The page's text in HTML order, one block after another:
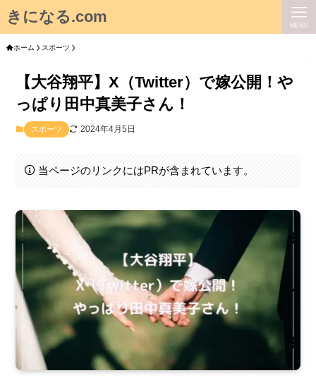
きになる.com MENU
ホーム スポーツ
【大谷翔平】X（Twitter）で嫁公開！や
っぱり田中真美子さん！
スポーツ 2024年4月5日
当ページのリンクにはPRが含まれています。